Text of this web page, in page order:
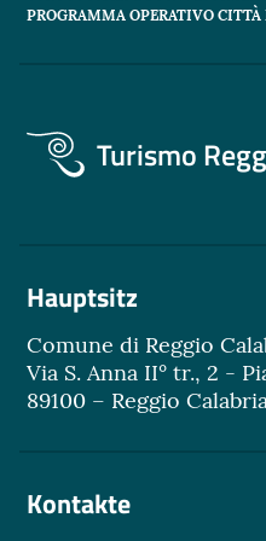
PROGRAMMA OPERATIVO
Turismo
Hauptsitz
Comune di Reggio
Via S. Anna II° tr., 2 -
89100 – Reggio Calabria
Kontakte